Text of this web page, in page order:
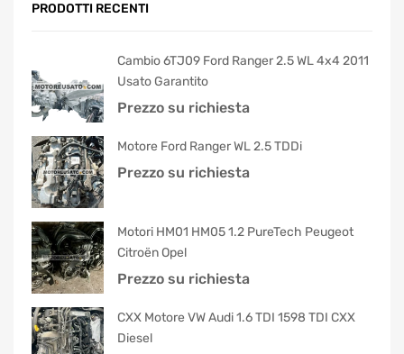
PRODOTTI RECENTI
Cambio 6TJ09 Ford Ranger 2.5 WL 4x4 2011
Usato Garantito
Prezzo su richiesta
Motore Ford Ranger WL 2.5 TDDi
Prezzo su richiesta
Motori HM01 HM05 1.2 PureTech Peugeot
Citroën Opel
Prezzo su richiesta
CXX Motore VW Audi 1.6 TDI 1598 TDI CXX
Diesel